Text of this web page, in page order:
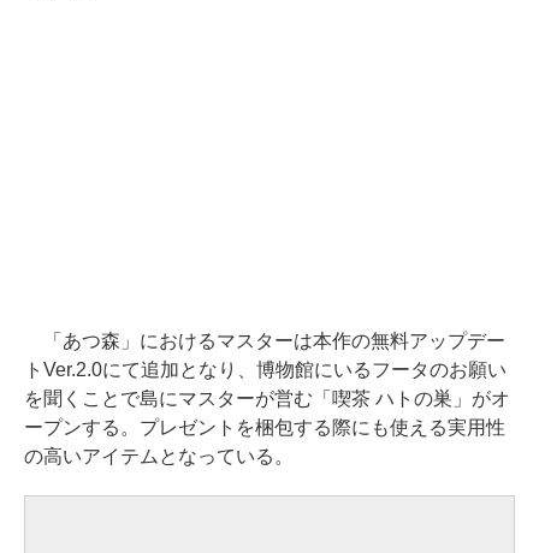
「あつ森」におけるマスターは本作の無料アップデー
トVer.2.0にて追加となり、博物館にいるフータのお願い
を聞くことで島にマスターが営む「喫茶 ハトの巣」がオ
ープンする。プレゼントを梱包する際にも使える実用性
の高いアイテムとなっている。